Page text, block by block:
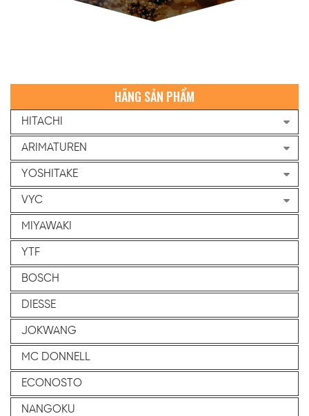
HÃNG SẢN PHẨM
HITACHI
ARIMATUREN
YOSHITAKE
VYC
MIYAWAKI
YTF
BOSCH
DIESSE
JOKWANG
MC DONNELL
ECONOSTO
NANGOKU